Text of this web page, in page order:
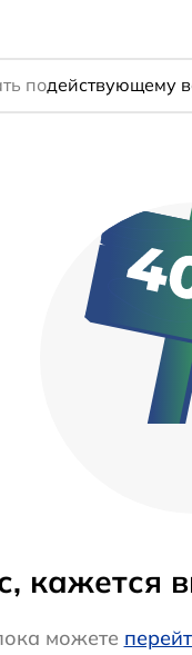
по
названию
действующему
кажется
можете